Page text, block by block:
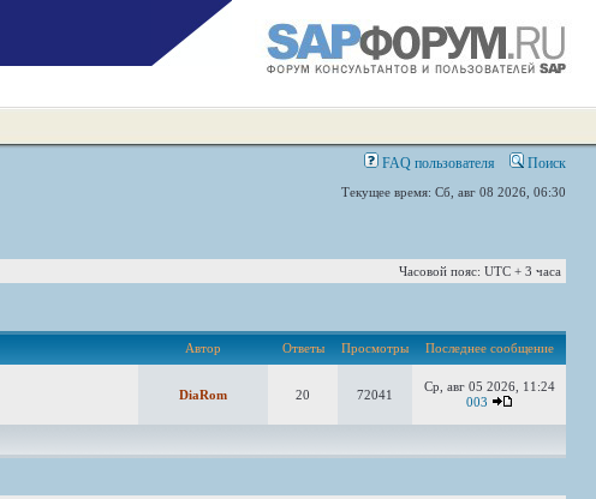
FAQ пользователя Поиск
Текущее время: Сб, авг 08 2026, 06:30
Часовой пояс: UTC + 3 часа
Автор Ответы Просмотры Последнее сообщение
DiaRom 20 72041
Ср, авг 05 2026, 11:24
003